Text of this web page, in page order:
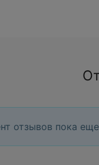
отзывов пока еще